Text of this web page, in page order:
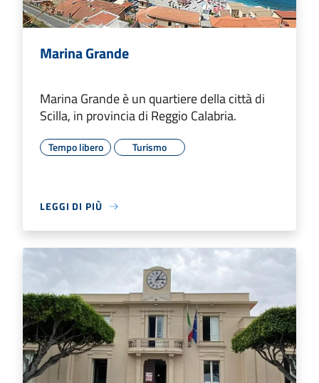
Marina Grande
Marina Grande è un quartiere della città di
Scilla, in provincia di Reggio Calabria.
Tempo libero Turismo
LEGGI DI PIÙ